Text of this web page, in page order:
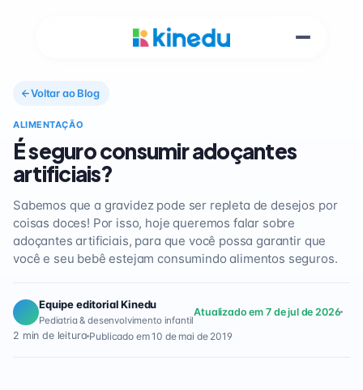
Voltar ao Blog
ALIMENTAÇÃO
É seguro consumir adoçantes
artificiais?
Sabemos que a gravidez pode ser repleta de desejos por
coisas doces! Por isso, hoje queremos falar sobre
adoçantes artificiais, para que você possa garantir que
você e seu bebê estejam consumindo alimentos seguros.
Equipe editorial Kinedu
Pediatria & desenvolvimento infantil
Atualizado em 7 de jul de 2026
2 min de leitura Publicado em 10 de mai de 2019